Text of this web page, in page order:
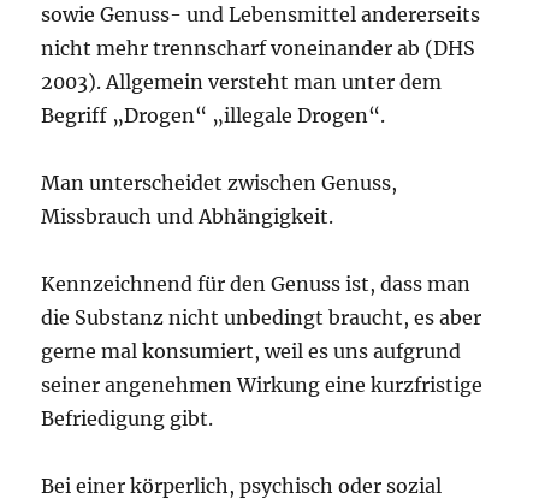
sowie Genuss- und Lebensmittel andererseits
nicht mehr trennscharf voneinander ab (DHS
2003). Allgemein versteht man unter dem
Begriff „Drogen“ „illegale Drogen“.
Man unterscheidet zwischen Genuss,
Missbrauch und Abhängigkeit.
Kennzeichnend für den Genuss ist, dass man
die Substanz nicht unbedingt braucht, es aber
gerne mal konsumiert, weil es uns aufgrund
seiner angenehmen Wirkung eine kurzfristige
Befriedigung gibt.
Bei einer körperlich, psychisch oder sozial